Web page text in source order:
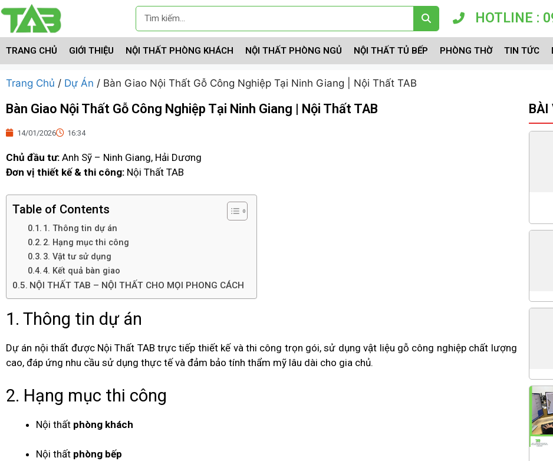
HOTLINE :
TRANG CHỦ GIỚI THIỆU NỘI THẤT PHÒNG KHÁCH NỘI THẤT PHÒNG NGỦ NỘI THẤT TỦ BẾP PHÒNG THỜ TIN TỨC
Trang Chủ / Dự Án / Bàn Giao Nội Thất Gỗ Công Nghiệp Tại Ninh Giang | Nội Thất TAB
Bàn Giao Nội Thất Gỗ Công Nghiệp Tại Ninh Giang | Nội Thất TAB
14/01/2026 16:34
Chủ đầu tư: Anh Sỹ – Ninh Giang, Hải Dương
Đơn vị thiết kế & thi công: Nội Thất TAB
Table of Contents
1. Thông tin dự án
2. Hạng mục thi công
3. Vật tư sử dụng
4. Kết quả bàn giao
NỘI THẤT TAB – NỘI THẤT CHO MỌI PHONG CÁCH
1. Thông tin dự án
Dự án nội thất được Nội Thất TAB trực tiếp thiết kế và thi công trọn gói, sử dụng vật liệu gỗ công nghiệp chất lượng
cao, đáp ứng nhu cầu sử dụng thực tế và đảm bảo tính thẩm mỹ lâu dài cho gia chủ.
2. Hạng mục thi công
Nội thất phòng khách
Nội thất phòng bếp
BÀI